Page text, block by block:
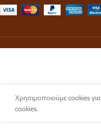
Χρησιμοποιούμε cookies
cookies.